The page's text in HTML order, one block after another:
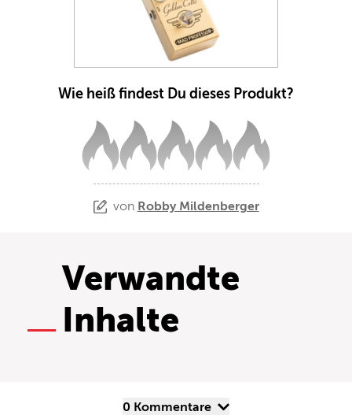
Wie heiß findest Du dieses Produkt?
von Robby Mildenberger
Verwandte
Inhalte
0 Kommentare